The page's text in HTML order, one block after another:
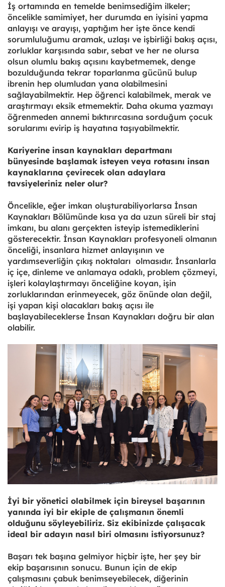
İş ortamında en temelde benimsediğim ilkeler;
öncelikle samimiyet, her durumda en iyisini yapma
anlayışı ve arayışı, yaptığım her işte önce kendi
sorumluluğumu aramak, uzlaşı ve işbirliği bakış açısı,
zorluklar karşısında sabır, sebat ve her ne olursa
olsun olumlu bakış açısını kaybetmemek, denge
bozulduğunda tekrar toparlanma gücünü bulup
ibrenin hep olumludan yana olabilmesini
sağlayabilmektir. Hep öğrenci kalabilmek, merak ve
araştırmayı eksik etmemektir. Daha okuma yazmayı
öğrenmeden annemi bıktırırcasına sorduğum çocuk
sorularımı evirip iş hayatına taşıyabilmektir.
Kariyerine insan kaynakları departmanı
bünyesinde başlamak isteyen veya rotasını insan
kaynaklarına çevirecek olan adaylara
tavsiyeleriniz neler olur?
Öncelikle, eğer imkan oluşturabiliyorlarsa İnsan
Kaynakları Bölümünde kısa ya da uzun süreli bir staj
imkanı, bu alanı gerçekten isteyip istemediklerini
gösterecektir. İnsan Kaynakları profesyoneli olmanın
önceliği, insanlara hizmet anlayışının ve
yardımseverliğin çıkış noktaları olmasıdır. İnsanlarla
iç içe, dinleme ve anlamaya odaklı, problem çözmeyi,
işleri kolaylaştırmayı önceliğine koyan, işin
zorluklarından erinmeyecek, göz önünde olan değil,
işi yapan kişi olacakları bakış açısı ile
başlayabileceklerse İnsan Kaynakları doğru bir alan
olabilir.
İyi bir yönetici olabilmek için bireysel başarının
yanında iyi bir ekiple de çalışmanın önemli
olduğunu söyleyebiliriz. Siz ekibinizde çalışacak
ideal bir adayın nasıl biri olmasını istiyorsunuz?
Başarı tek başına gelmiyor hiçbir işte, her şey bir
ekip başarısının sonucu. Bunun için de ekip
çalışmasını çabuk benimseyebilecek, diğerinin